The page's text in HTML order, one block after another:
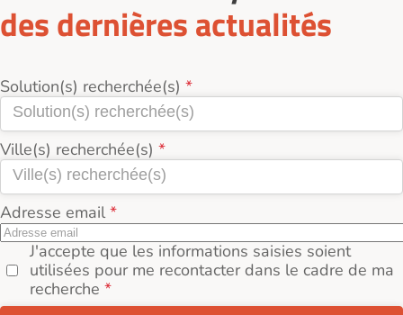
des dernières actualités
Solution(s) recherchée(s)
Ville(s) recherchée(s)
Adresse email
J'accepte que les informations saisies soient
utilisées pour me recontacter dans le cadre de ma
recherche